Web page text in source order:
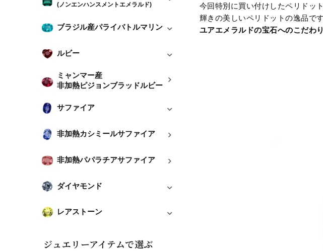
(ノンエンハンスメントエメラルド)
ブラジル産パライバトルマリン
ルビー
ミャンマー産
非加熱ピジョンブラッドルビー
サファイア
非加熱カシミールサファイア
非加熱パパラチアサファイア
ダイヤモンド
レアストーン
ジュエリーアイテムで選ぶ
今回特別に買い付けしたペリドッ
輝きの美しいペリドットの逸品です
ユアエメラルドの宝石へのこだわ